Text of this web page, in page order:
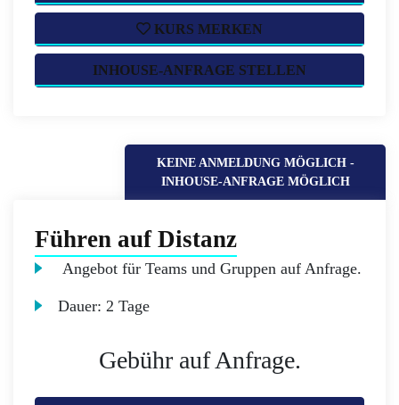
KURS MERKEN
INHOUSE-ANFRAGE STELLEN
KEINE ANMELDUNG MÖGLICH -
INHOUSE-ANFRAGE MÖGLICH
Führen auf Distanz
Angebot für Teams und Gruppen auf Anfrage.
Dauer:2 Tage
Gebühr auf Anfrage.